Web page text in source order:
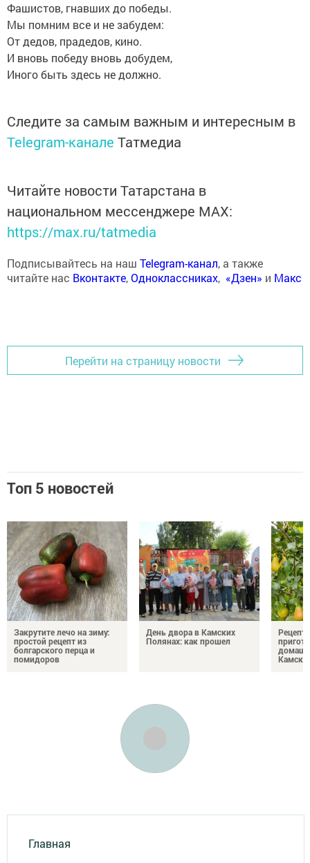
Фашистов, гнавших до победы.
Мы помним все и не забудем:
От дедов, прадедов, кино.
И вновь победу вновь добудем,
Иного быть здесь не должно.
Следите за самым важным и интересным в
Telegram-канале Татмедиа
Читайте новости Татарстана в
национальном мессенджере MАХ:
https://max.ru/tatmedia
Подписывайтесь на наш Telegram-канал, а также
читайте нас Вконтакте,Одноклассниках, «Дзен» и Макс
Перейти на страницу новости
Топ 5 новостей
Закрутите лечо на зиму:
простой рецепт из
болгарского перца и
помидоров
День двора в Камских
Полянах: как прошел
Главная